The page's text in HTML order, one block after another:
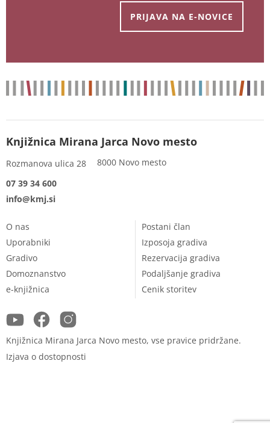
Knjižnica Mirana Jarca Novo mesto
Rozmanova ulica 28
8000 Novo mesto
07 39 34 600
info@kmj.si
O nas
Uporabniki
Gradivo
Domoznanstvo
e-knjižnica
Postani član
Izposoja gradiva
Rezervacija gradiva
Podaljšanje gradiva
Cenik storitev
YouTubeFacebook
Knjižnica Mirana Jarca Novo mesto, vse pravice pridržane.
Izjava o dostopnosti